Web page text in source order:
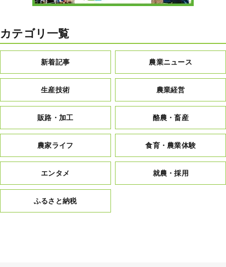
カテゴリ一覧
新着記事 農業ニュース
生産技術 農業経営
販路・加工 酪農・畜産
農家ライフ 食育・農業体験
エンタメ 就農・採用
ふるさと納税